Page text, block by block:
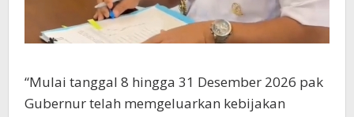
“Mulai tanggal 8 hingga 31 Desember 2026 pak
Gubernur telah memgeluarkan kebijakan